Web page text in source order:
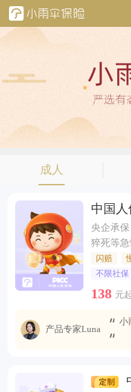
成人
中国
央企承
猝死等
闪赔
不限社保
138 元
产品专家Luna
小